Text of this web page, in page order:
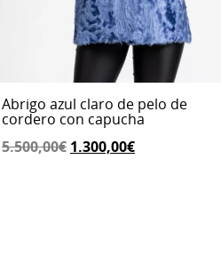
Abrigo azul claro de pelo de
cordero con capucha
5.500,00€ El
1.300,00€El